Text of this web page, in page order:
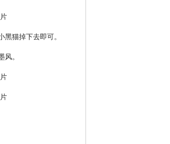
猫掉下去即可。
风。